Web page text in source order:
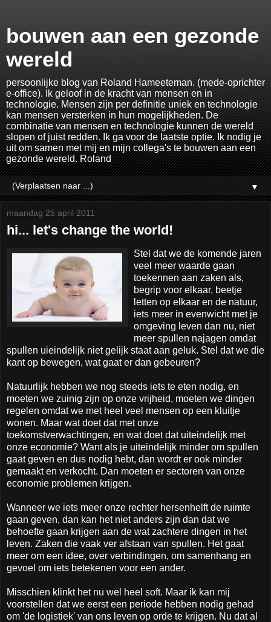
bouwen aan een gezonde
wereld
persoonlijke blog van Roland Hameeteman. (mede-oprichter
e-office). Ik geloof in de kracht van mensen en in
technologie. Mensen zijn per definitie uniek en technologie
kan mensen versterken in hun mogelijkheden. De
combinatie van mensen en technologie kunnen de wereld
slopen of juist redden. Ik ga voor de laatste optie. Ik nodig je
uit om samen met mij en mijn collega's te bouwen aan een
gezonde wereld. Roland
▼
maandag 25 april 2011
hi... let's change the world!
Stel dat we de komende jaren
veel meer waarde gaan
toekennen aan zaken als,
begrip voor elkaar, beetje
letten op elkaar en de natuur,
iets meer in evenwicht met je
omgeving leven dan nu, niet
meer spullen najagen omdat
spullen uieindelijk niet gelijk staat aan geluk. Stel dat we die
kant op bewegen, wat gaat er dan gebeuren?
Natuurlijk hebben we nog steeds iets te eten nodig, en
moeten we zuinig zijn op onze vrijheid, moeten we dingen
regelen omdat we met heel veel mensen op een kluitje
wonen. Maar wat doet dat met onze
toekomstverwachtingen, en wat doet dat uiteindelijk met
onze economie? Want als je uiteindelijk minder om spullen
gaat geven en dus nodig hebt, dan wordt er ook minder
gemaakt en verkocht. Dan moeten er sectoren van onze
economie problemen krijgen.
Wanneer we iets meer onze rechter hersenhelft de ruimte
gaan geven, dan kan het niet anders zijn dan dat we
behoefte gaan krijgen aan de wat zachtere dingen in het
leven. Zaken die vaak ver afstaan van spullen. Het gaat
meer om een idee, over verbindingen, om samenhang en
gevoel om iets betekenen voor een ander.
Misschien klinkt het nu wel heel soft. Maar ik kan mij
voorstellen dat we eerst een periode hebben nodig gehad
om 'de logistiek' van ons leven op orde te krijgen. Nu dat al